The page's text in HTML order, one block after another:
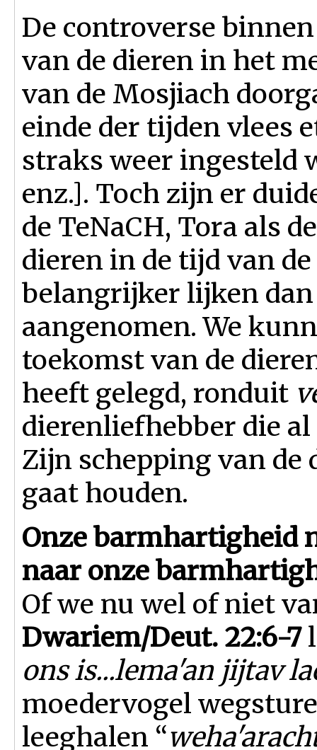
De controverse
van de dieren in het
van de Mosjiach
einde der tijden vlees
straks weer ingesteld
enz.]. Toch zijn er
de TeNaCH, Tora als
dieren in de tijd van
belangrijker lijken
aangenomen. We
toekomst van de
heeft gelegd, ronduit
dierenliefhebber die
Zijn schepping van de
gaat houden.
Onze barmhartigheid
naar onze
Of we nu wel of niet
Dwariem/Deut. 22:6-7
ons is...lema'an jijtav
moedervogel
leeghalen “